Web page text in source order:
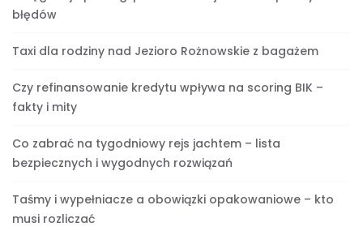
błędów
Taxi dla rodziny nad Jezioro Rożnowskie z bagażem
Czy refinansowanie kredytu wpływa na scoring BIK –
fakty i mity
Co zabrać na tygodniowy rejs jachtem – lista
bezpiecznych i wygodnych rozwiązań
Taśmy i wypełniacze a obowiązki opakowaniowe – kto
musi rozliczać